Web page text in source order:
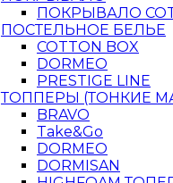
ПОКРЫВАЛО
ПОСТЕЛЬНОЕ БЕЛЬЕ
COTTON BOX
DORMEO
PRESTIGE LINE
ТОППЕРЫ (ТОНКИЕ
BRAVO
Take&Go
DORMEO
DORMISAN